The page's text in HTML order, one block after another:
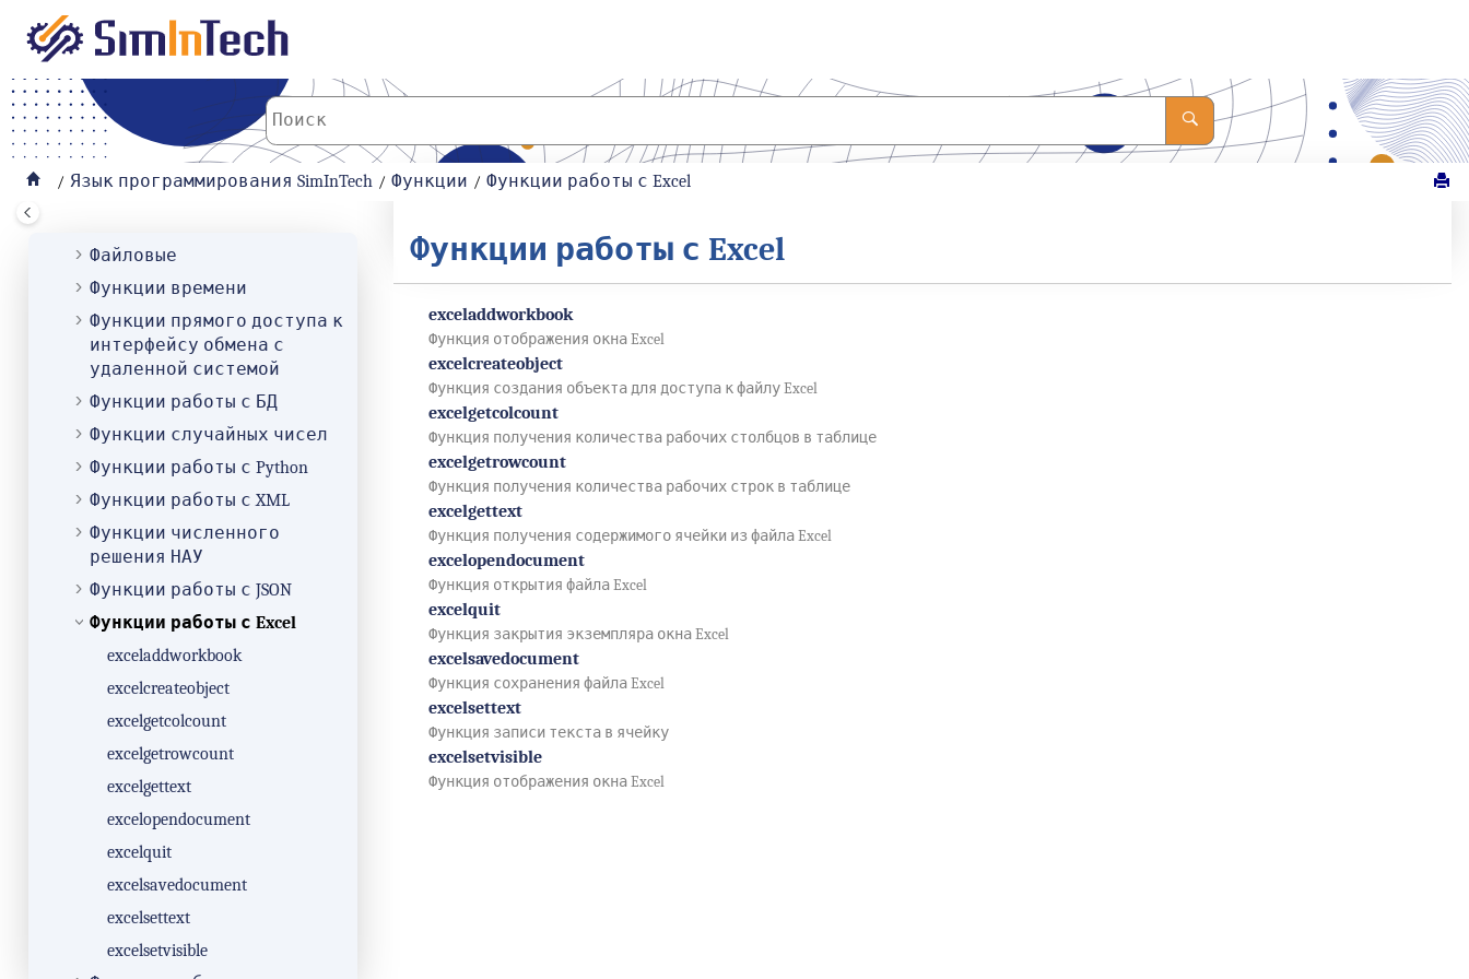
Язык программирования SimInTech Функции Функции работы с Excel
Работа с памятью
Свойства веществ
Специальные
Стандартные
Статистические
Строковые
Файловые
Функции времени
Функции прямого доступа к
интерфейсу обмена с
удаленной системой
Функции работы с БД
Функции случайных чисел
Функции работы с Python
Функции работы с XML
Функции численного
решения НАУ
Функции работы с JSON
Функции работы с Excel
exceladdworkbook
excelcreateobject
excelgetcolcount
excelgetrowcount
excelgettext
excelopendocument
excelquit
excelsavedocument
excelsettext
excelsetvisible
Функции работы с Excel
exceladdworkbook
Функция отображения окна Excel
excelcreateobject
Функция создания объекта для доступа к файлу Excel
excelgetcolcount
Функция получения количества рабочих столбцов в таблице
excelgetrowcount
Функция получения количества рабочих строк в таблице
excelgettext
Функция получения содержимого ячейки из файла Excel
excelopendocument
Функция открытия файла Excel
excelquit
Функция закрытия экземпляра окна Excel
excelsavedocument
Функция сохранения файла Excel
excelsettext
Функция записи текста в ячейку
excelsetvisible
Функция отображения окна Excel